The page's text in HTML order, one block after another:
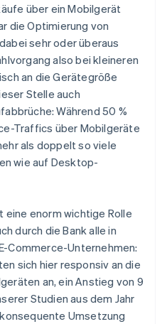
über ein Mobilgerät
die Optimierung von
sehr oder überaus
also bei kleineren
an die Gerätegröße
Stelle auch
Während 50 %
Traffics über Mobilgeräte
als doppelt so viele
wie auf Desktop-
eine enorm wichtige Rolle
durch die Bank alle in
Commerce-Unternehmen:
sich hier responsiv an die
an, ein Anstieg von 9
Studien aus dem Jahr
Umsetzung